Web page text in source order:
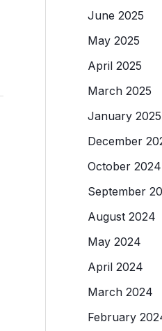
June 2025
May 2025
April 2025
March 2025
January 2025
December
October 2024
September
August 2024
May 2024
April 2024
March 2024
February